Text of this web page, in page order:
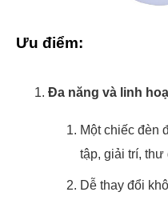
Ưu điểm:
Đa năng và linh
Một chiếc đèn
tập, giải trí, thư
Dễ thay đổi